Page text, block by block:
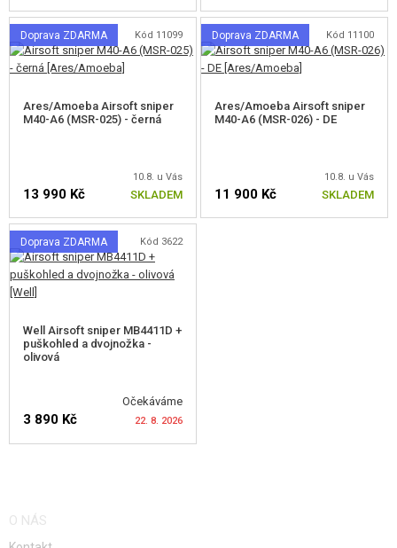
WW2
OSTATNÍ PUŠKY
AIRSOFT KULOMETY
VZDUCHOVÉ ZBRANĚ, PRAKY
GRANÁTOMETY, GRANÁTY
KULIČKY, PLYN
AKUMULÁTORY, NABÍJEČKY
ZÁSOBNÍKY, PLNIČKY
VÝSTROJ, UNIFORMY, POUZDRA
Doprava ZDARMA Kód 11099
Ares/Amoeba Airsoft sniper
M40-A6 (MSR-025) - černá
10.8. u Vás
13 990 Kč SKLADEM
Doprava ZDARMA Kód 11100
Ares/Amoeba Airsoft sniper
M40-A6 (MSR-026) - DE
10.8. u Vás
11 900 Kč SKLADEM
Doprava ZDARMA Kód 3622
Well Airsoft sniper MB4411D +
puškohled a dvojnožka -
olivová
Očekáváme
3 890 Kč 22. 8. 2026
O NÁS